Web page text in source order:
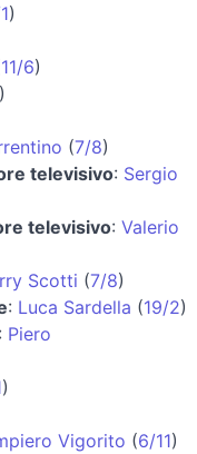
)
11/6)
)
(7/8)
televisivo: Sergio
televisivo: Valerio
Scotti (7/8)
: Luca Sardella (19/2)
: Piero
)
Vigorito (6/11)